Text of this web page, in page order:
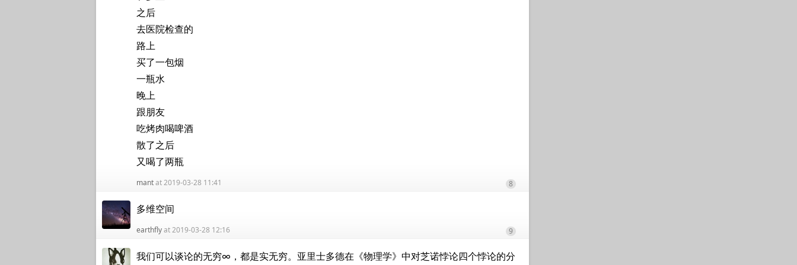
之后
去医院检查的
路上
买了一包烟
一瓶水
晚上
跟朋友
吃烤肉喝啤酒
散了之后
又喝了两瓶
mantat 2019-03-28 11:41 8
多维空间
earthflyat 2019-03-28 12:16 9
我们可以谈论的无穷∞，都是实无穷。亚里士多德在《物理学》中对芝诺悖论四个悖论的分